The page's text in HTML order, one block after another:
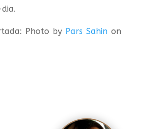
Photo by Pars Sahin on